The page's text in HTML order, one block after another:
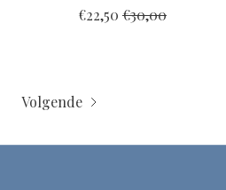
€22,50 €30,00
Volgende